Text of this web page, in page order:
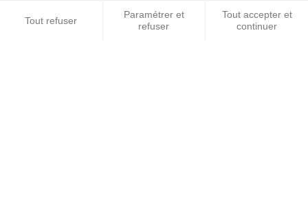
© 2026 BEST OF LAND - Tous droits réservés